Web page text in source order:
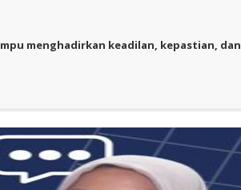
menghadirkan keadilan, kepastian, dan